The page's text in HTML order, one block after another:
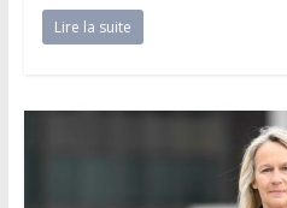
Lire la suite